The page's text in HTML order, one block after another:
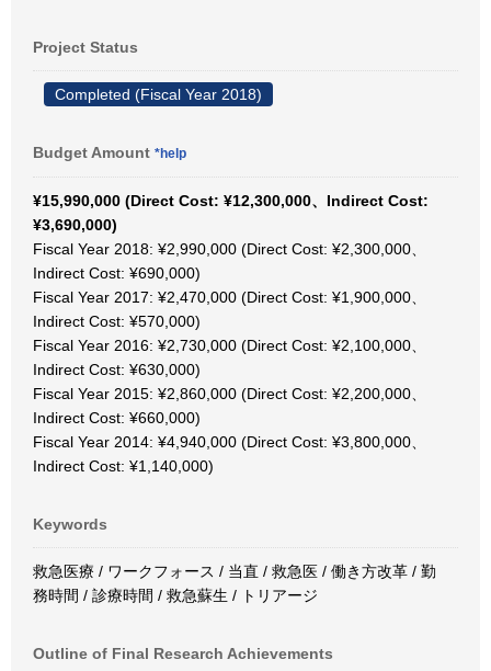
Project Status
Completed (Fiscal Year 2018)
Budget Amount *help
¥15,990,000 (Direct Cost: ¥12,300,000、Indirect Cost:
¥3,690,000)
Fiscal Year 2018: ¥2,990,000 (Direct Cost: ¥2,300,000、
Indirect Cost: ¥690,000)
Fiscal Year 2017: ¥2,470,000 (Direct Cost: ¥1,900,000、
Indirect Cost: ¥570,000)
Fiscal Year 2016: ¥2,730,000 (Direct Cost: ¥2,100,000、
Indirect Cost: ¥630,000)
Fiscal Year 2015: ¥2,860,000 (Direct Cost: ¥2,200,000、
Indirect Cost: ¥660,000)
Fiscal Year 2014: ¥4,940,000 (Direct Cost: ¥3,800,000、
Indirect Cost: ¥1,140,000)
Keywords
救急医療 / ワークフォース / 当直 / 救急医 / 働き方改革 / 勤
務時間 / 診療時間 / 救急蘇生 / トリアージ
Outline of Final Research Achievements